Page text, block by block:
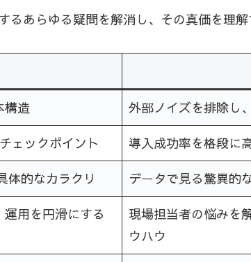
あらゆる疑問を解消し、その真価を理解
構造 外部ノイズを排除し
ェックポイント 導入成功率を格段に
体的なカラクリ データで見る驚異的
用を円滑にする
現場担当者の悩みを
ウハウ